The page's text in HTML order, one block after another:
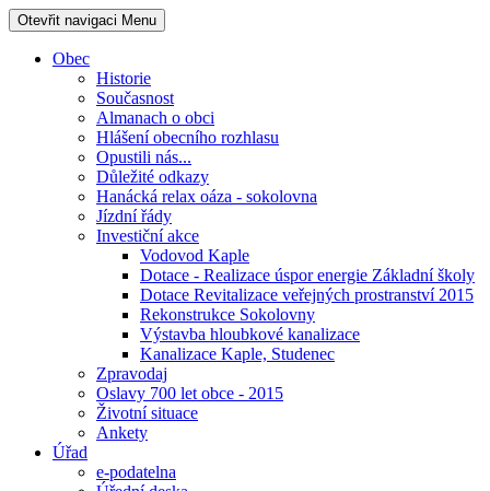
Otevřit navigaci Menu
Obec
Historie
Současnost
Almanach o obci
Hlášení obecního rozhlasu
Opustili nás...
Důležité odkazy
Hanácká relax oáza - sokolovna
Jízdní řády
Investiční akce
Vodovod Kaple
Dotace - Realizace úspor energie Základní školy
Dotace Revitalizace veřejných prostranství 2015
Rekonstrukce Sokolovny
Výstavba hloubkové kanalizace
Kanalizace Kaple, Studenec
Zpravodaj
Oslavy 700 let obce - 2015
Životní situace
Ankety
Úřad
e-podatelna